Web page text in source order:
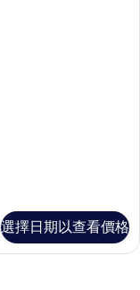
選擇日期以查看價格